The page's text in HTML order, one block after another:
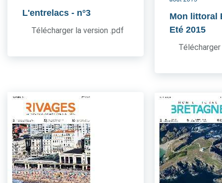
L'entrelacs - n°3
Télécharger la version .pdf
Mon littoral
Eté 2015